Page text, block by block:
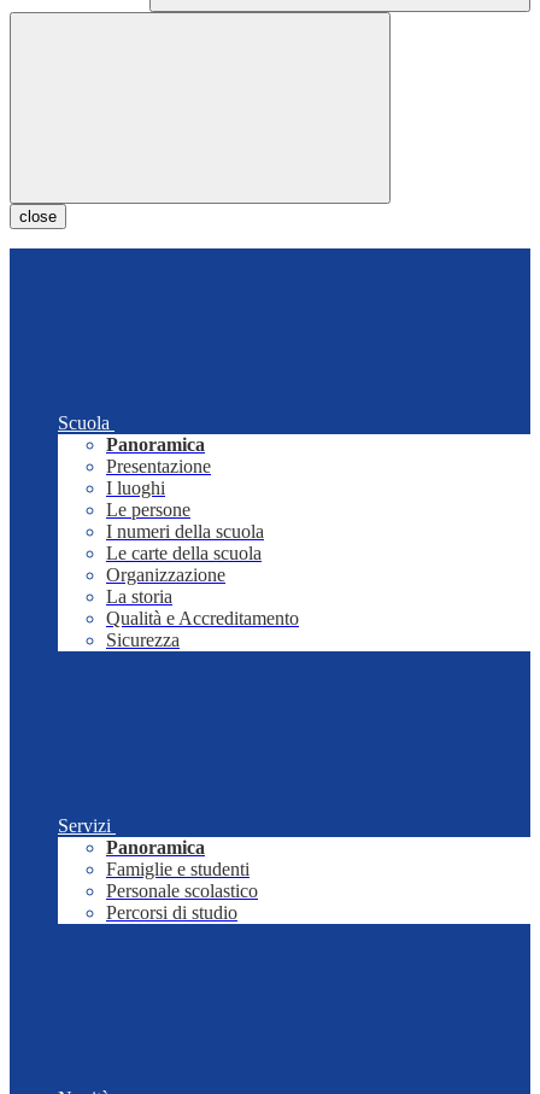
close
Scuola
Panoramica
Presentazione
I luoghi
Le persone
I numeri della scuola
Le carte della scuola
Organizzazione
La storia
Qualità e Accreditamento
Sicurezza
Servizi
Panoramica
Famiglie e studenti
Personale scolastico
Percorsi di studio